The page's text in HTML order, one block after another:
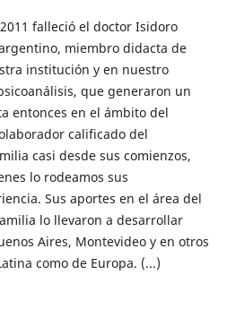
falleció el doctor Isidoro
miembro didacta de
institución y en nuestro
que generaron un
entonces en el ámbito del
calificado del
casi desde sus comienzos,
lo rodeamos sus
Sus aportes en el área del
lo llevaron a desarrollar
Aires, Montevideo y en otros
como de Europa. (...)